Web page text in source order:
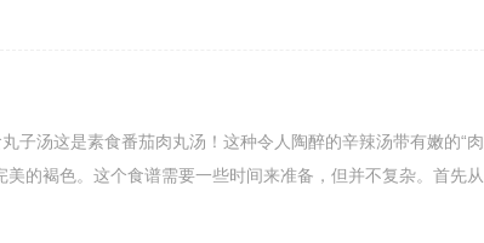
子汤这是素食番茄肉丸汤！这种令人陶醉的辛辣汤带有嫩的“肉
美的褐色。这个食谱需要一些时间来准备，但并不复杂。首先从